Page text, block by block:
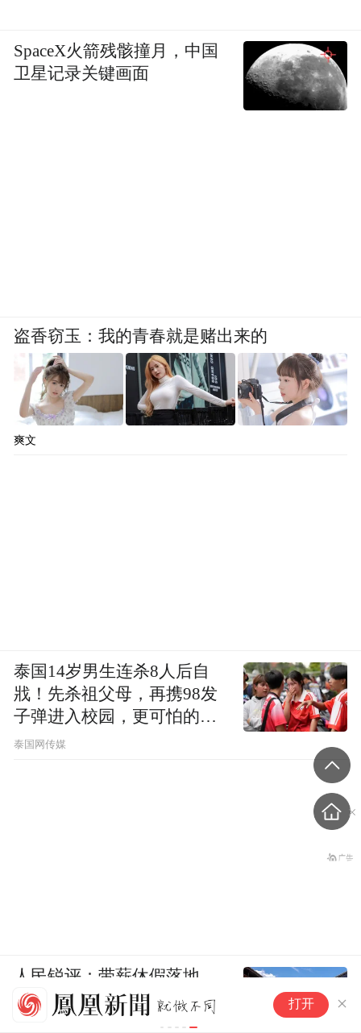
打开
SpaceX火箭残骸撞月，中国
卫星记录关键画面
盗香窃玉：我的青春就是赌出来的
爽文
泰国14岁男生连杀8人后自
戕！先杀祖父母，再携98发
子弹进入校园，更可怕的细
节公布了
泰国网传媒
人民锐评：带薪休假落地，
也是一种竞争力